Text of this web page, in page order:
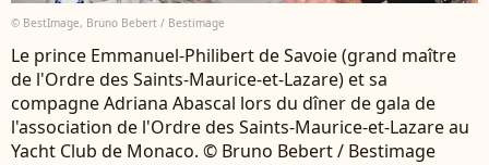
© BestImage, Bruno Bebert / Bestimage
Le prince Emmanuel-Philibert de Savoie (grand maître
de l'Ordre des Saints-Maurice-et-Lazare) et sa
compagne Adriana Abascal lors du dîner de gala de
l'association de l'Ordre des Saints-Maurice-et-Lazare au
Yacht Club de Monaco. © Bruno Bebert / Bestimage